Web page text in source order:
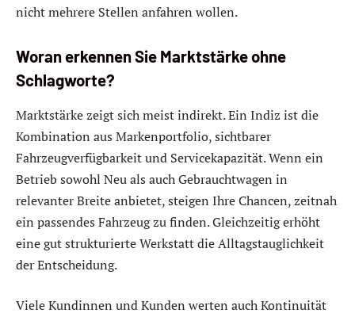
nicht mehrere Stellen anfahren wollen.
Woran erkennen Sie Marktstärke ohne
Schlagworte?
Marktstärke zeigt sich meist indirekt. Ein Indiz ist die
Kombination aus Markenportfolio, sichtbarer
Fahrzeugverfügbarkeit und Servicekapazität. Wenn ein
Betrieb sowohl Neu als auch Gebrauchtwagen in
relevanter Breite anbietet, steigen Ihre Chancen, zeitnah
ein passendes Fahrzeug zu finden. Gleichzeitig erhöht
eine gut strukturierte Werkstatt die Alltagstauglichkeit
der Entscheidung.
Viele Kundinnen und Kunden werten auch Kontinuität